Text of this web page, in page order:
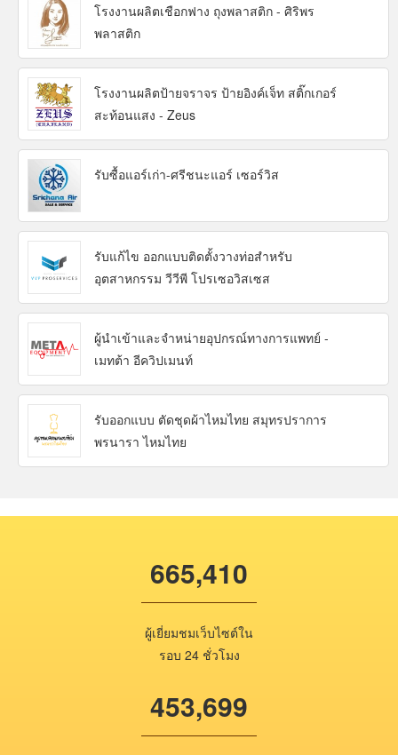
โรงงานผลิตเชือกฟาง ถุงพลาสติก - ศิริพร
พลาสติก
โรงงานผลิตป้ายจราจร ป้ายอิงค์เจ็ท สติ๊กเกอร์
สะท้อนแสง - Zeus
รับซื้อแอร์เก่า-ศรีชนะแอร์ เซอร์วิส
รับแก้ไข ออกแบบติดตั้งวางท่อสำหรับ
อุตสาหกรรม วีวีพี โปรเซอวิสเซส
ผู้นำเข้าและจำหน่ายอุปกรณ์ทางการแพทย์ -
เมทต้า อีควิปเมนท์
รับออกแบบ ตัดชุดผ้าไหมไทย สมุทรปราการ
พรนารา ไหมไทย
665,410
ผู้เยี่ยมชมเว็บไซต์ใน
รอบ 24 ชั่วโมง
453,699